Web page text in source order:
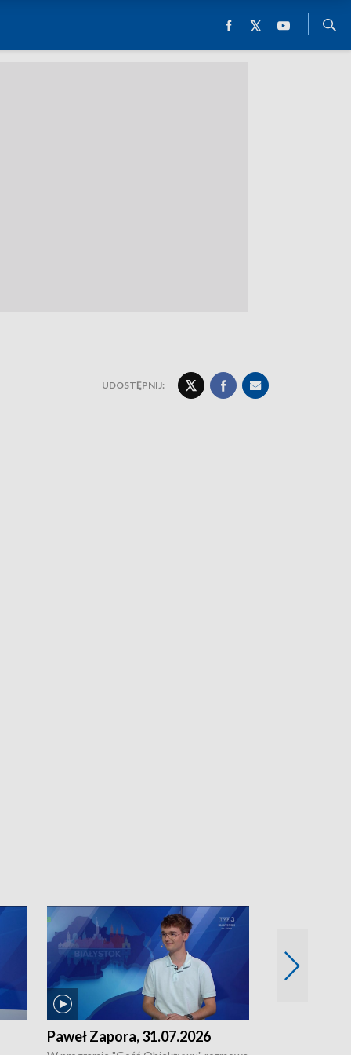
UDOSTĘPNIJ:
Paweł Zapora, 31.07.2026